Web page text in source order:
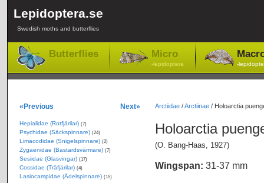
Lepidoptera.se
Swedish moths and butterflies
Butterflies Micro
-lepidoptera -
Arctiidae/Arctiinae/ Holoarctia
Holoarctia
(O. Bang-Haas, 1927)
Wingspan: 31-37 mm
«Previous Next»
Hepialidae (Rotfjärilar) (7)
Psychidae (Säckspinnare) (24)
Limacodidae (Snigelspinnare) (2)
Zygaenidae (Bastardsvärmare) (7)
Sesiidae (Glasvingar) (17)
Cossidae (Träfjärilar) (4)
Lasiocampidae (Ädelspinnare) (15)